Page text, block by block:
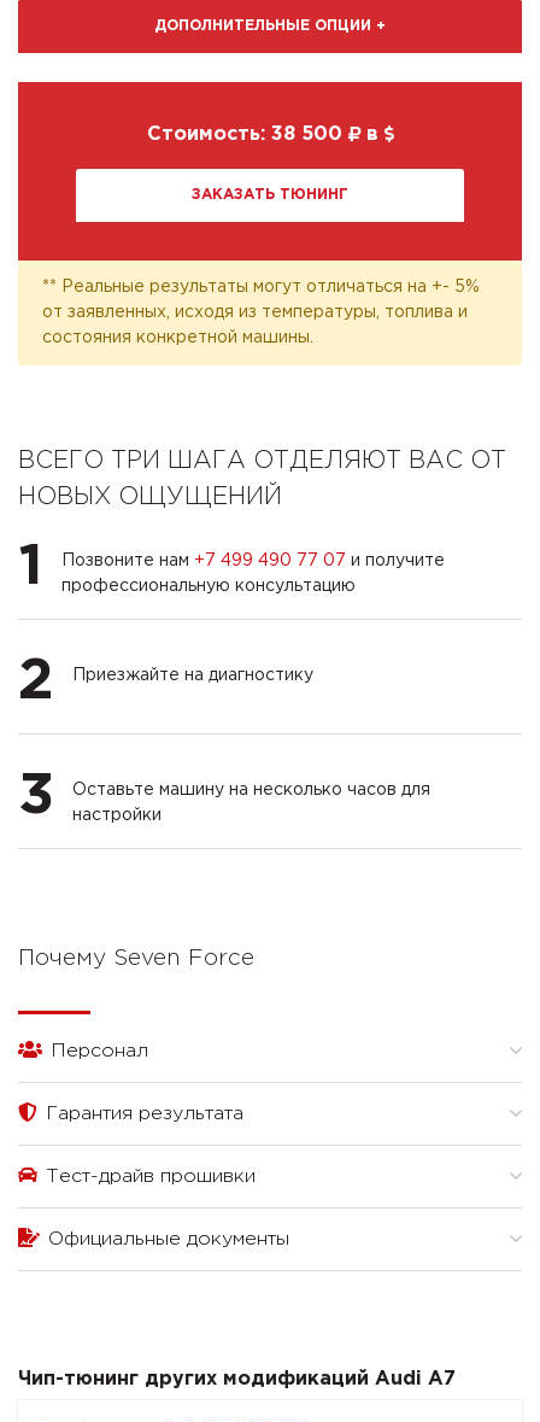
ДОПОЛНИТЕЛЬНЫЕ ОПЦИИ +
Стоимость: 38 500 в
ЗАКАЗАТЬ ТЮНИНГ
** Реальные результаты могут отличаться на +- 5%
от заявленных, исходя из температуры, топлива и
состояния конкретной машины.
ВСЕГО ТРИ ШАГА ОТДЕЛЯЮТ ВАС ОТ
НОВЫХ ОЩУЩЕНИЙ
1 Позвоните нам +7 499 490 77 07 и получите
профессиональную консультацию
2 Приезжайте на диагностику
3
Оставьте машину на несколько часов для
настройки
Почему Seven Force
Персонал
Гарантия результата
Тест-драйв прошивки
Официальные документы
Чип-тюнинг других модификаций Audi A7